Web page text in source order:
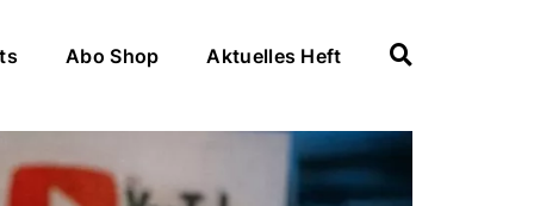
Abo Shop Aktuelles Heft